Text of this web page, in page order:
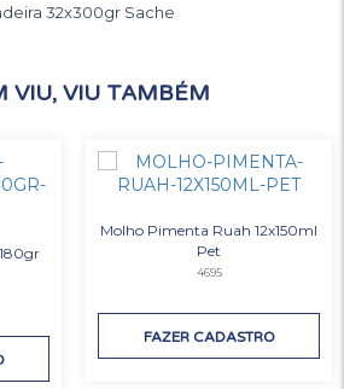
32x300gr Sache
VIU, VIU TAMBÉM
Molho Pimenta Ruah 12x150ml
Pet
4695
FAZER CADASTRO